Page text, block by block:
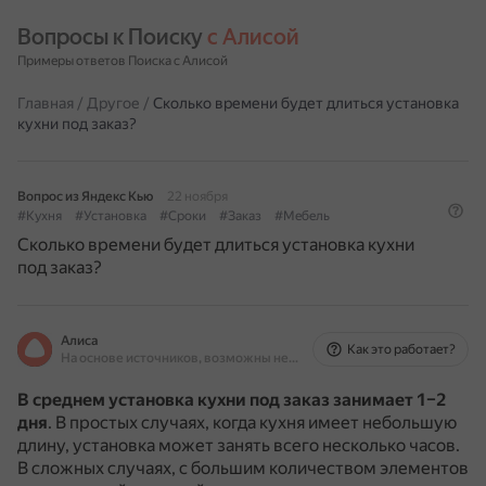
Вопросы к Поиску с Алисой
Примеры ответов Поиска с Алисой
Главная / Другое / Сколько времени будет длиться установка
кухни под заказ?
Вопрос из Яндекс Кью
22 ноября
#Кухня
#Установка #Сроки #Заказ #Мебель
Сколько времени будет длиться установка кухни
под заказ?
Алиса
На основе источников, возможны неточности
Как это работает?
В среднем установка кухни под заказ занимает 1–2
дня. В простых случаях, когда кухня имеет небольшую
длину, установка может занять всего несколько часов.
В сложных случаях, с большим количеством элементов